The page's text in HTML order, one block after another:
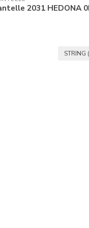
2031 HEDONA
STRING